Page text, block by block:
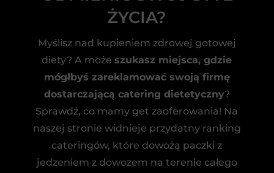
ŻYCIA?
Myślisz nad kupieniem zdrowej gotowej
diety? A możeszukasz miejsca, gdzie
mógłbyś zareklamować swoją firmę
dostarczającą catering dietetyczny?
Sprawdź, co mamy get zaoferowania! Na
naszej stronie widnieje przydatny ranking
cateringów, które dowożą paczki z
jedzeniem z dowozem na terenie całego